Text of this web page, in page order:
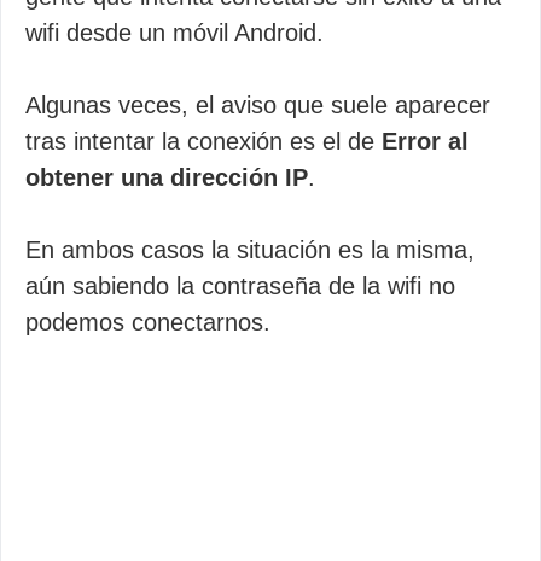
wifi desde un móvil Android.
Algunas veces, el aviso que suele aparecer
tras intentar la conexión es el de Error al
obtener una dirección IP.
En ambos casos la situación es la misma,
aún sabiendo la contraseña de la wifi no
podemos conectarnos.